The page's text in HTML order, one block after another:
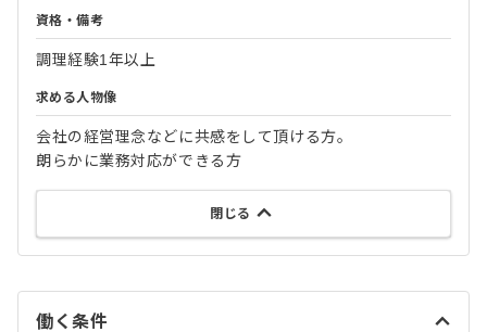
資格・備考
調理経験1年以上
求める人物像
会社の経営理念などに共感をして頂ける方。
朗らかに業務対応ができる方
閉じる
働く条件